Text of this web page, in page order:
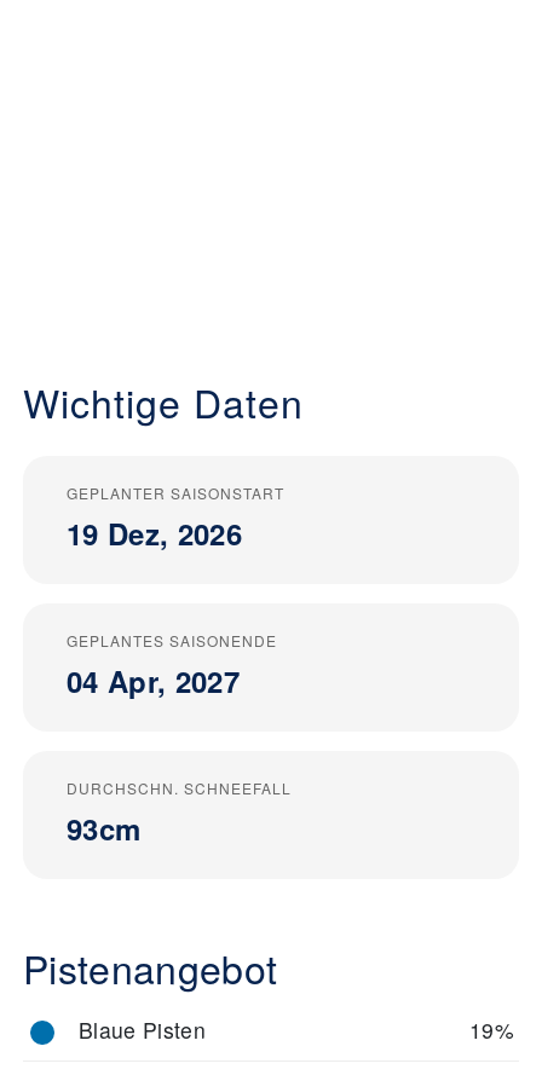
Wichtige Daten
GEPLANTER SAISONSTART
19 Dez, 2026
GEPLANTES SAISONENDE
04 Apr, 2027
DURCHSCHN. SCHNEEFALL
93cm
Pistenangebot
Blaue Pisten 19%